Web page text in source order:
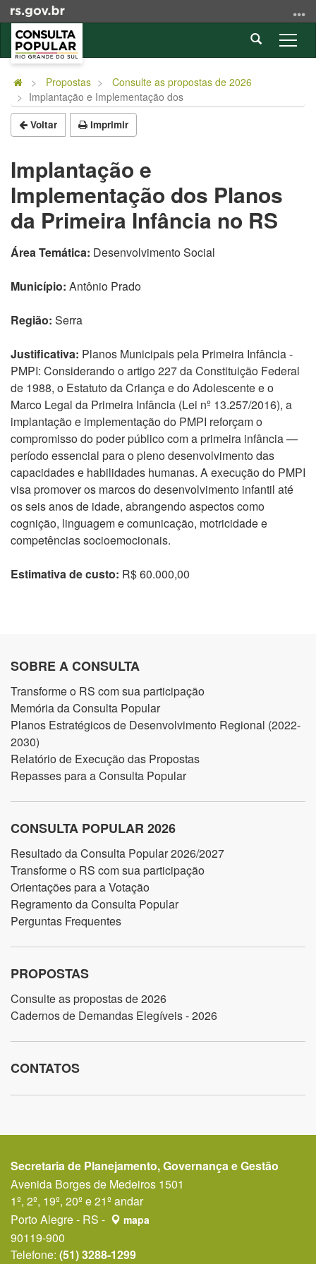
para
conteúdo
para
menu
para
busca
a
Abrir
a
Início
conteúdo
Propostas
Consulte as propostas de 2026
Implantação e Implementação dos
Voltar Imprimir
Implantação e
Implementação dos Planos
da Primeira Infância no RS
Área Temática: Desenvolvimento Social
Município: Antônio Prado
Região: Serra
Justificativa: Planos Municipais pela Primeira Infância -
PMPI: Considerando o artigo 227 da Constituição Federal
de 1988, o Estatuto da Criança e do Adolescente e o
Marco Legal da Primeira Infância (Lei nº 13.257/2016), a
implantação e implementação do PMPI reforçam o
compromisso do poder público com a primeira infância —
período essencial para o pleno desenvolvimento das
capacidades e habilidades humanas. A execução do PMPI
visa promover os marcos do desenvolvimento infantil até
os seis anos de idade, abrangendo aspectos como
cognição, linguagem e comunicação, motricidade e
competências socioemocionais.
Estimativa de custo: R$ 60.000,00
SOBRE A CONSULTA
Transforme o RS com sua participação
Memória da Consulta Popular
Planos Estratégicos de Desenvolvimento Regional (2022-
2030)
Relatório de Execução das Propostas
Repasses para a Consulta Popular
CONSULTA POPULAR 2026
Resultado da Consulta Popular 2026/2027
Transforme o RS com sua participação
Orientações para a Votação
Regramento da Consulta Popular
Perguntas Frequentes
PROPOSTAS
Consulte as propostas de 2026
Cadernos de Demandas Elegíveis - 2026
CONTATOS
Secretaria de Planejamento, Governança e Gestão
Avenida Borges de Medeiros 1501
1º, 2º, 19º, 20º e 21º andar
Porto Alegre - RS -
mapa
90119-900
Telefone: (51) 3288-1299